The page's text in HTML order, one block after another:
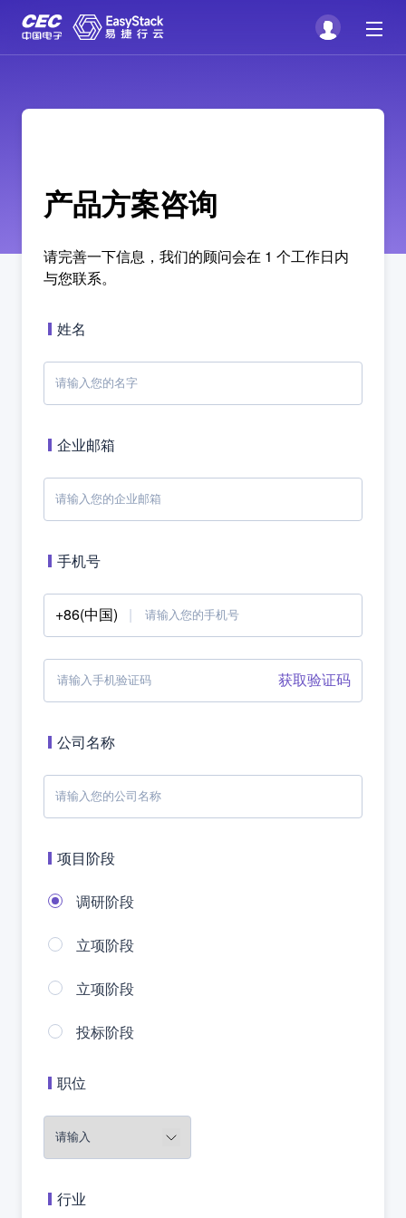
产品方案咨询
请完善一下信息，我们的顾问会在 1 个工作日内
与您联系。
姓名
企业邮箱
手机号
+86(中国)
获取验证码
公司名称
项目阶段
调研阶段
立项阶段
立项阶段
投标阶段
职位
行业